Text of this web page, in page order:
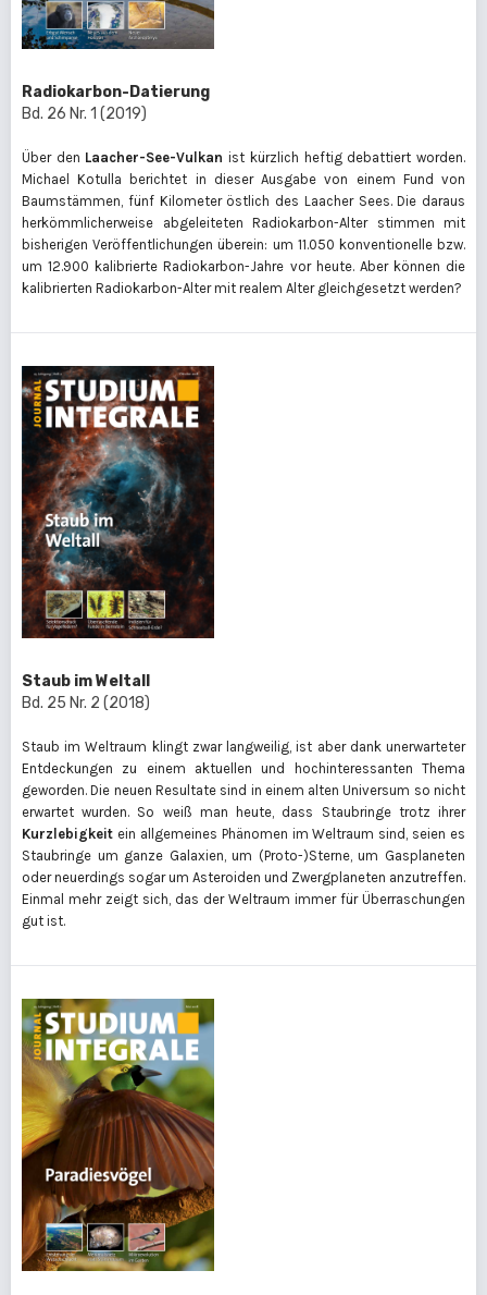
Radiokarbon-Datierung
Bd. 26 Nr. 1 (2019)
Über den Laacher-See-Vulkan ist kürzlich heftig debattiert worden.
Michael Kotulla berichtet in dieser Ausgabe von einem Fund von
Baumstämmen, fünf Kilometer östlich des Laacher Sees. Die daraus
herkömmlicherweise abgeleiteten Radiokarbon-Alter stimmen mit
bisherigen Veröffentlichungen überein: um 11.050 konventionelle bzw.
um 12.900 kalibrierte Radiokarbon-Jahre vor heute. Aber können die
kalibrierten Radiokarbon-Alter mit realem Alter gleichgesetzt werden?
Staub im Weltall
Bd. 25 Nr. 2 (2018)
Staub im Weltraum klingt zwar langweilig, ist aber dank unerwarteter
Entdeckungen zu einem aktuellen und hochinteressanten Thema
geworden. Die neuen Resultate sind in einem alten Universum so nicht
erwartet wurden. So weiß man heute, dass Staubringe trotz ihrer
Kurzlebigkeit ein allgemeines Phänomen im Weltraum sind, seien es
Staubringe um ganze Galaxien, um (Proto-)Sterne, um Gasplaneten
oder neuerdings sogar um Asteroiden und Zwergplaneten anzutreffen.
Einmal mehr zeigt sich, das der Weltraum immer für Überraschungen
gut ist.